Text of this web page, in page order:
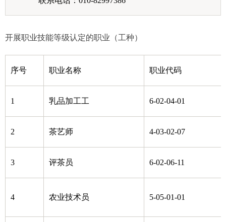
开展职业技能等级认定的职业（工种）
序号 职业名称 职业代码
1 乳品加工工 6-02-04-01
2 茶艺师 4-03-02-07
3 评茶员 6-02-06-11
4 农业技术员 5-05-01-01